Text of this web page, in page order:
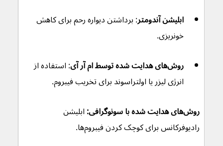
ابلیشن آندومتر: برداشتن دیواره رحم برای کاهش
خونریزی.
روش‌های هدایت شده توسط ام آر آی
: استفاده از
انرژی لیزر یا اولتراسوند برای تخریب فیبروم.
روش‌های هدایت شده با سونوگرافی:
ابلیشن
رادیوفرکانس برای کوچک کردن فیبروم‌ها.